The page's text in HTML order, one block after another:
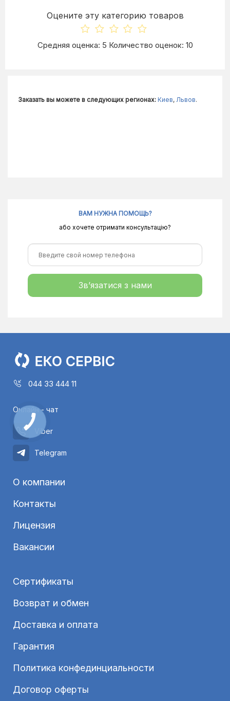
Оцените эту категорию товаров
Средняя оценка: 5 Количество оценок: 10
Заказать вы можете в следующих регионах: Киев, Львов.
ВАМ НУЖНА ПОМОЩЬ?
або хочете отримати консультацію?
Зв’язатися з нами
044 33 444 11
Онлайн - чат
Viber
Telegram
О компании
Контакты
Лицензия
Вакансии
Сертификаты
Возврат и обмен
Доставка и оплата
Гарантия
Политика конфединциальности
Договор оферты